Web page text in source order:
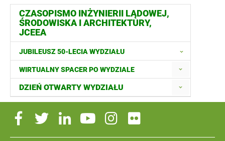
CZASOPISMO INŻYNIERII LĄDOWEJ,
ŚRODOWISKA I ARCHITEKTURY,
JCEEA
JUBILEUSZ 50-LECIA WYDZIAŁU
WIRTUALNY SPACER PO WYDZIALE
DZIEŃ OTWARTY WYDZIAŁU